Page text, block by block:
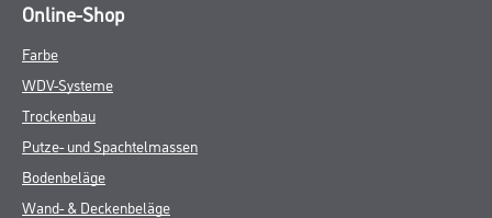
Online-Shop
Farbe
WDV-Systeme
Trockenbau
Putze- und Spachtelmassen
Bodenbeläge
Wand- & Deckenbeläge